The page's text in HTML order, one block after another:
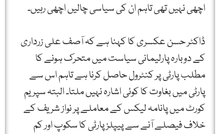
اچھی نہیں تھی تاہم ان کی سیاسی چالیں اچھی رہیں۔
ڈاکٹر حسن عکسری کا کہنا ہے کہ آصف علی زرداری
کے دوبارہ پارلیمانی سیاست میں متحرک ہونے کا
مطلب پارٹی پر کنٹرول حاصل کرنا ہے تاہم اس سے
پارٹی میں بغاوت کا کوئی اشارہ نہیں ملتا۔ البتہ سپریم
کورٹ میں پانامہ لیکس کے معاملے پر نواز شریف کے
خلاف فیصلے آنے سے پیپلز پارٹی کا سکوپ اور کم